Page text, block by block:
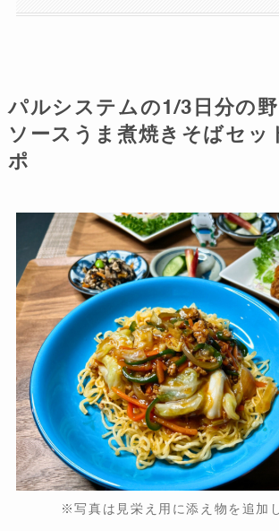
パルシステムの1/3日分の
ソースうま煮焼きそばセッ
ポ
※写真は見栄え用に添え物を追加